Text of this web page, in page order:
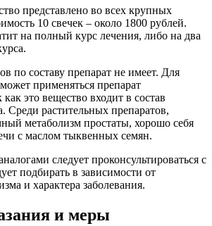
представлено во всех крупных
10 свечек – около 1800 рублей.
на полный курс лечения, либо на два
по составу препарат не имеет. Для
применяться препарат
это вещество входит в состав
Среди растительных препаратов,
метаболизм простаты, хорошо себя
с маслом тыквенных семян.
следует проконсультироваться с
подбирать в зависимости от
и характера заболевания.
и меры